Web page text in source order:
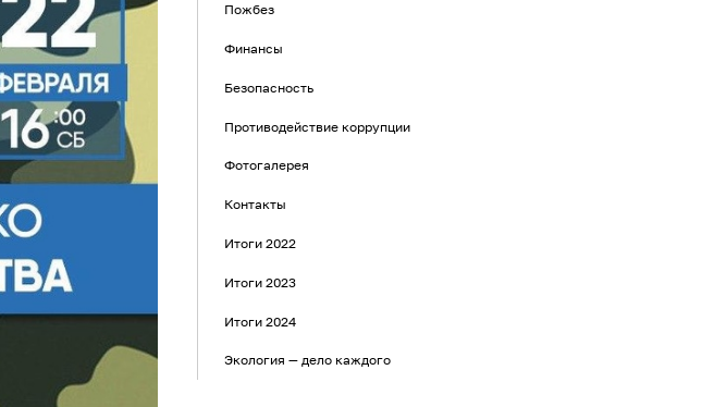
Пожбез
Финансы
Безопасность
Противодействие коррупции
Фотогалерея
Контакты
Итоги 2022
Итоги 2023
Итоги 2024
Экология — дело каждого